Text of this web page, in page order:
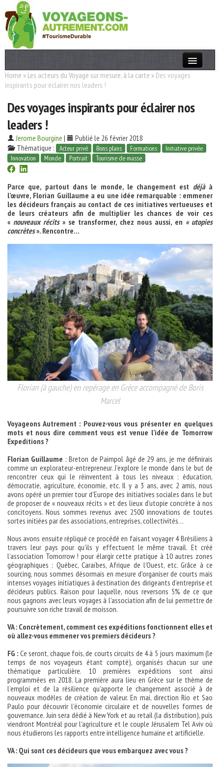
Actualités
Destinations
Acteurs
Thèmes
Home » Les acteurs du Voyage sur mesure, à la carte » Des voyages
inspirants pour éclairer nos leaders !
Des voyages inspirants pour éclairer nos
leaders !
Jerome Bourgine |
Publié le 26 février 2018
Thèmatique :
Acteur privé Bons plans Formations
Initiative privée
Innovation
Monde Portrait Tourisme de masse
Parce que, partout dans le monde, le changement est déjàà
l’œuvre, Florian Guillaume a eu une idée remarquable : emmener
les décideurs français au contact de ces initiatives vertueuses et
de leurs créateurs afin de multiplier les chances de voir ces
« nouveaux récits» se transformer, chez nous aussi, en « utopies
concrètes». Rencontre…
Florian (à gauche) en repérage en Grèce accompagné de Boris
Marcel
Voyageons Autrement : Pouvez-vous vous présenter en quelques
mots et nous dire comment vous est venue l’idée de Tomorrow
Expeditions ?
Florian Guillaume : Breton de Paimpol âgé de 29 ans, je me définirais
comme un explorateur-entrepreneur. J’explore le monde dans le but de
rencontrer ceux qui le réinventent à tous les niveaux : éducation,
démocratie, agriculture, économie, etc. Il y a 3 ans, avec 2 amis, nous
avons opéré un premier tour d’Europe des initiatives sociales dans le but
de proposer de « nouveaux récits » et des lieux d’utopie concrète à nos
concitoyens. Nous sommes revenus avec 2500 innovations de toutes
sortes initiées par des associations, entreprises, collectivités…
Nous avons ensuite répliqué ce procédé en faisant voyager 4 Brésiliens à
travers leur pays pour qu’ils y effectuent le même travail. Et créé
l’association Tomorrow ! pour élargir cette pratique à 10 autres zones
géographiques : Québec, Caraïbes, Afrique de l’Ouest, etc. Grâce à ce
sourcing, nous sommes désormais en mesure d’organiser de courts mais
intenses voyages initiatiques à destination des dirigeants d’entreprise et
décideurs publics. Raison pour laquelle, nous reversons 5% de ce que
nous gagnons avec leurs voyages à l’association afin de lui permettre de
poursuivre son riche travail de moisson.
VA : Concrètement, comment ces expéditions fonctionnent elles et
où allez-vous emmener vos premiers décideurs ?
FG : Ce seront, chaque fois, de courts circuits de 4 à 5 jours maximum (le
temps de nos voyageurs étant compté), organisés chacun sur une
thématique particulière. 10 premières expéditions sont ainsi
programmées en 2018. La première aura lieu en Grèce sur le thème de
l’emploi et de la résilience qu’apporte le changement associé à de
nouveaux modèles de création de valeur. En mai, direction Rio et Sao
Paulo pour découvrir l’économie circulaire et de nouvelles formes de
gouvernance. Juin sera dédié à New York et au retail (la distribution), puis
viendront Montréal pour l’agriculture et le couple Jérusalem Tel Aviv où
nous étudierons les rapports entre intelligence humaine et artificielle.
VA : Qui sont ces décideurs que vous embarquez avec vous ?